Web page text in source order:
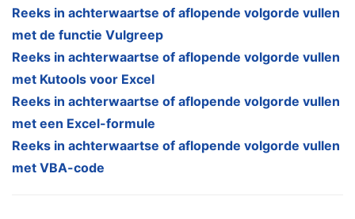
Reeks in achterwaartse of aflopende volgorde vullen
met de functie Vulgreep
Reeks in achterwaartse of aflopende volgorde vullen
met Kutools voor Excel
Reeks in achterwaartse of aflopende volgorde vullen
met een Excel-formule
Reeks in achterwaartse of aflopende volgorde vullen
met VBA-code